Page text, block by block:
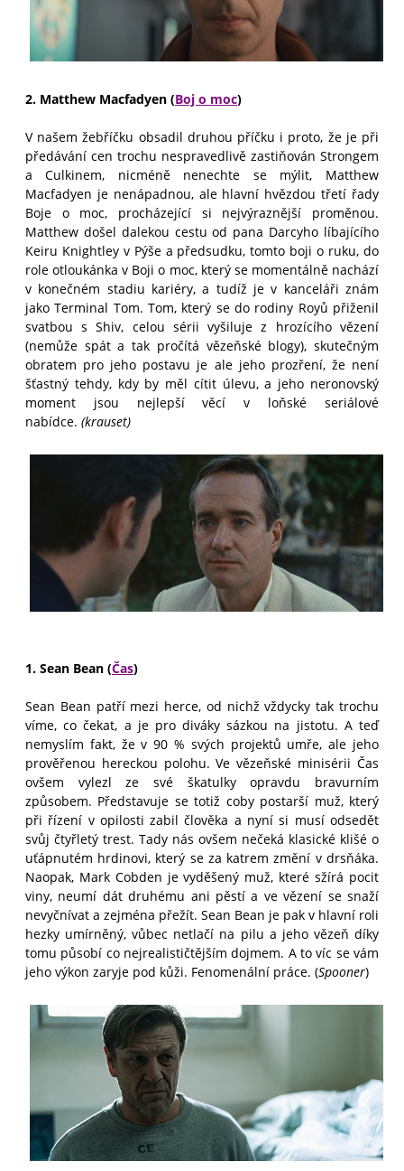
2. Matthew Macfadyen (Boj o moc)
V našem žebříčku obsadil druhou příčku i proto, že je při
předávání cen trochu nespravedlivě zastiňován Strongem
a Culkinem, nicméně nenechte se mýlit, Matthew
Macfadyen je nenápadnou, ale hlavní hvězdou třetí řady
Boje o moc, procházející si nejvýraznější proměnou.
Matthew došel dalekou cestu od pana Darcyho líbajícího
Keiru Knightley v Pýše a předsudku, tomto boji o ruku, do
role otloukánka v Boji o moc, který se momentálně nachází
v konečném stadiu kariéry, a tudíž je v kanceláři znám
jako Terminal Tom. Tom, který se do rodiny Royů přiženil
svatbou s Shiv, celou sérii vyšiluje z hrozícího vězení
(nemůže spát a tak pročítá vězeňské blogy), skutečným
obratem pro jeho postavu je ale jeho prozření, že není
šťastný tehdy, kdy by měl cítit úlevu, a jeho neronovský
moment jsou nejlepší věcí v loňské seriálové
nabídce. (krauset)
1. Sean Bean (Čas)
Sean Bean patří mezi herce, od nichž vždycky tak trochu
víme, co čekat, a je pro diváky sázkou na jistotu. A teď
nemyslím fakt, že v 90 % svých projektů umře, ale jeho
prověřenou hereckou polohu. Ve vězeňské minisérii Čas
ovšem vylezl ze své škatulky opravdu bravurním
způsobem. Představuje se totiž coby postarší muž, který
při řízení v opilosti zabil člověka a nyní si musí odsedět
svůj čtyřletý trest. Tady nás ovšem nečeká klasické klišé o
uťápnutém hrdinovi, který se za katrem změní v drsňáka.
Naopak, Mark Cobden je vyděšený muž, které sžírá pocit
viny, neumí dát druhému ani pěstí a ve vězení se snaží
nevyčnívat a zejména přežít. Sean Bean je pak v hlavní roli
hezky umírněný, vůbec netlačí na pilu a jeho vězeň díky
tomu působí co nejrealističtějším dojmem. A to víc se vám
jeho výkon zaryje pod kůži. Fenomenální práce. (Spooner)